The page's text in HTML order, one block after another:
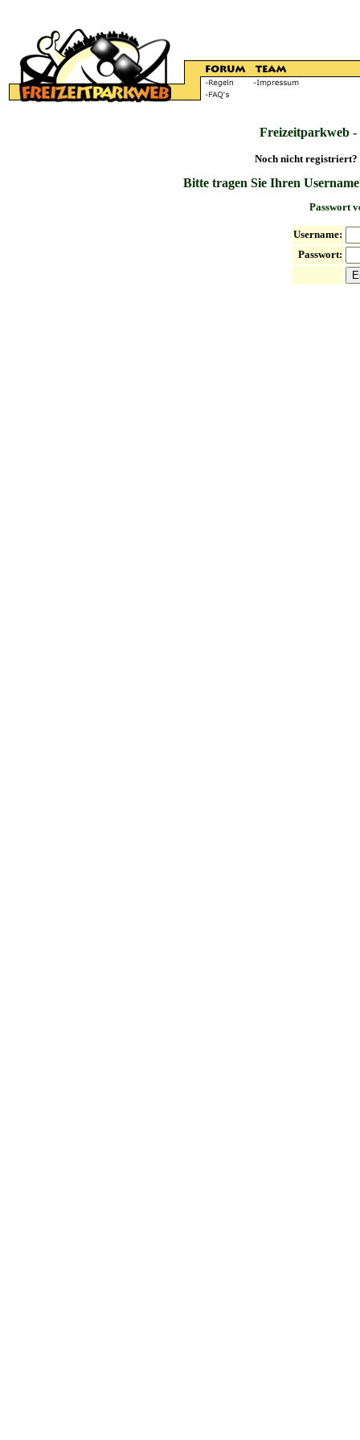
Freizeitparkweb
Noch nicht registriert?
Bitte tragen Sie Ihren
Passwort
Username:
Passwort: